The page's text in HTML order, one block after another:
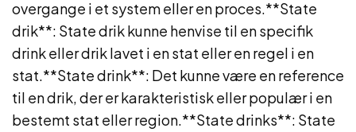
overgange i et system eller en proces.**State
drik**: State drik kunne henvise til en specifik
drink eller drik lavet i en stat eller en regel i en
stat.**State drink**: Det kunne være en reference
til en drik, der er karakteristisk eller populær i en
bestemt stat eller region.**State drinks**: State